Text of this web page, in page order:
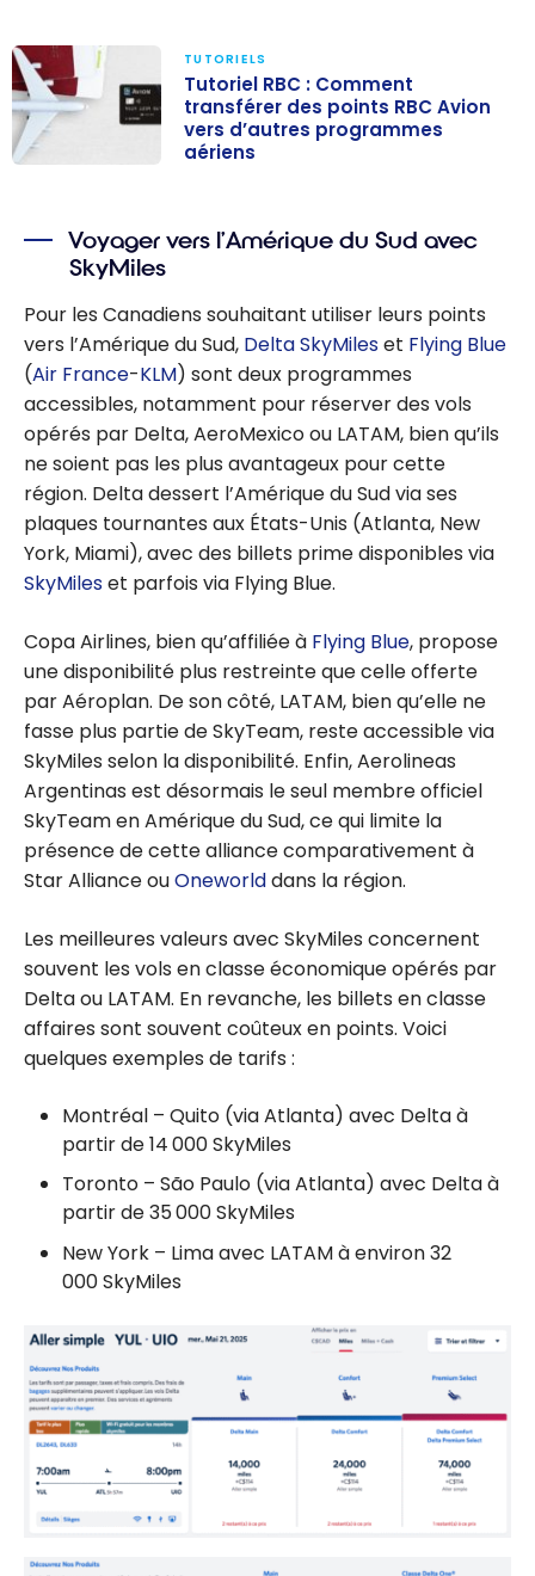
transférer des
points RBC
d’autres
programmes
aériens
TUTORIELS
Tutoriel RBC : Comment
transférer des points RBC Avion
vers d’autres programmes
aériens
Voyager vers l’Amérique du Sud avec
SkyMiles
Pour les Canadiens souhaitant utiliser leurs points
vers l’Amérique du Sud, Delta SkyMileset Flying Blue
(Air France-KLM) sont deux programmes
accessibles, notamment pour réserver des vols
opérés par Delta, AeroMexico ou LATAM, bien qu’ils
ne soient pas les plus avantageux pour cette
région. Delta dessert l’Amérique du Sud via ses
plaques tournantes aux États-Unis (Atlanta, New
York, Miami), avec des billets prime disponibles via
SkyMileset parfois via Flying Blue.
Copa Airlines, bien qu’affiliée à Flying Blue, propose
une disponibilité plus restreinte que celle offerte
par Aéroplan. De son côté, LATAM, bien qu’elle ne
fasse plus partie de SkyTeam, reste accessible via
SkyMiles selon la disponibilité. Enfin, Aerolineas
Argentinas est désormais le seul membre officiel
SkyTeam en Amérique du Sud, ce qui limite la
présence de cette alliance comparativement à
Star Alliance ouOneworlddans la région.
Les meilleures valeurs avec SkyMiles concernent
souvent les vols en classe économique opérés par
Delta ou LATAM. En revanche, les billets en classe
affaires sont souvent coûteux en points. Voici
quelques exemples de tarifs :
Montréal – Quito (via Atlanta) avec Delta à
partir de 14 000 SkyMiles
Toronto – São Paulo (via Atlanta) avec Delta à
partir de 35 000 SkyMiles
New York – Lima avec LATAM à environ 32
000 SkyMiles